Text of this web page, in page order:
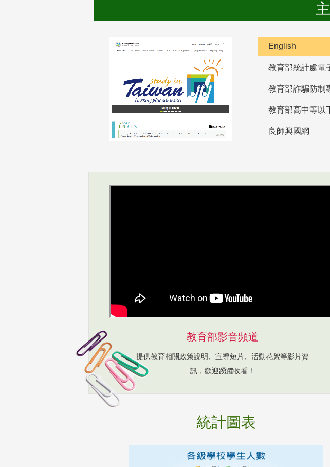
English
教育部統計處電
教育部詐騙防制
良師興國網
教育部影音頻道
提供教育相關政策說明、宣導短片、活動花絮等影片資
訊，歡迎踴躍收看！
統計圖表